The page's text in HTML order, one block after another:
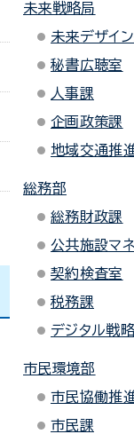
未来戦略局
未来デザイ
秘書広聴室
人事課
企画政策課
地域交通推
総務部
総務財政課
公共施設マ
契約検査室
税務課
デジタル戦
市民環境部
市民協働推
市民課